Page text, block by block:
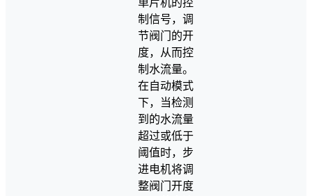
单片机的控
制信号，调
节阀门的开
度，从而控
制水流量。
在自动模式
下，当检测
到的水流量
超过或低于
阈值时，步
进电机将调
整阀门开度